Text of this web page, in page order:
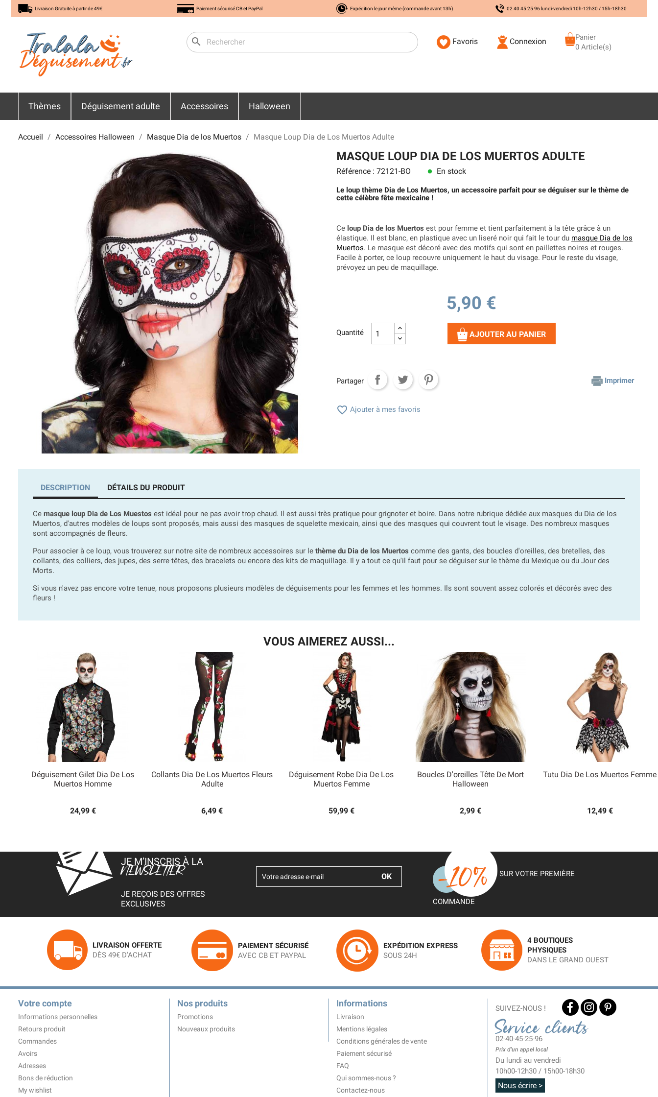
Livraison Gratuite à partir de 49€ Paiement sécurisé CB et PayPal Expédition le jour même (commande avant 13h) 02 40 45 25 96 lundi-vendredi 10h-12h30 / 15h-18h30
search Favoris Connexion
Panier
0 Article(s)
Thèmes Déguisement adulte Accessoires Halloween
Accueil Accessoires Halloween Masque Dia de los Muertos Masque Loup Dia de Los Muertos Adulte
MASQUE LOUP DIA DE LOS MUERTOS ADULTE
Référence : 72121-BO lens En stock
Le loup thème Dia de Los Muertos, un accessoire parfait pour se déguiser sur le thème de
cette célèbre fête mexicaine !
Ce loup Dia de los Muertos est pour femme et tient parfaitement à la tête grâce à un
élastique. Il est blanc, en plastique avec un liseré noir qui fait le tour du masque Dia de los
Muertos. Le masque est décoré avec des motifs qui sont en paillettes noires et rouges.
Facile à porter, ce loup recouvre uniquement le haut du visage. Pour le reste du visage,
prévoyez un peu de maquillage.
5,90 €
Quantité AJOUTER AU PANIER
Partager Imprimer
 Ajouter à mes favoris
DESCRIPTION DÉTAILS DU PRODUIT
Ce masque loup Dia de Los Muestos est idéal pour ne pas avoir trop chaud. Il est aussi très pratique pour grignoter et boire. Dans notre rubrique dédiée aux masques du Dia de los
Muertos, d'autres modèles de loups sont proposés, mais aussi des masques de squelette mexicain, ainsi que des masques qui couvrent tout le visage. Des nombreux masques
sont accompagnés de fleurs.
Pour associer à ce loup, vous trouverez sur notre site de nombreux accessoires sur le thème du Dia de los Muertos comme des gants, des boucles d'oreilles, des bretelles, des
collants, des colliers, des jupes, des serre-têtes, des bracelets ou encore des kits de maquillage. Il y a tout ce qu'il faut pour se déguiser sur le thème du Mexique ou du Jour des
Morts.
Si vous n'avez pas encore votre tenue, nous proposons plusieurs modèles de déguisements pour les femmes et les hommes. Ils sont souvent assez colorés et décorés avec des
fleurs !
VOUS AIMEREZ AUSSI...
Déguisement Gilet Dia De Los
Muertos Homme
24,99 €
Aperçu rapide
Collants Dia De Los Muertos Fleurs
Adulte
6,49 €
Aperçu rapide
Déguisement Robe Dia De Los
Muertos Femme
59,99 €
Aperçu rapide
Boucles D'oreilles Tête De Mort
Halloween
2,99 €
Aperçu rapide
Tutu Dia De Los Muertos Femme
12,49 €
JE M’INSCRIS À LA
NEWSLETTER
JE REÇOIS DES OFFRES
EXCLUSIVES
SUR VOTRE PREMIÈRE
COMMANDE
LIVRAISON OFFERTE
DÈS 49€ D'ACHAT
PAIEMENT SÉCURISÉ
AVEC CB ET PAYPAL
EXPÉDITION EXPRESS
SOUS 24H
4 BOUTIQUES
PHYSIQUES
DANS LE GRAND OUEST
Votre compte
Informations personnelles
Retours produit
Commandes
Avoirs
Adresses
Bons de réduction
My wishlist
Nos produits
Promotions
Nouveaux produits
Informations
Livraison
Mentions légales
Conditions générales de vente
Paiement sécurisé
FAQ
Qui sommes-nous ?
Contactez-nous
SUIVEZ-NOUS !
Service clients
02-40-45-25-96
Prix d'un appel local
Du lundi au vendredi
10h00-12h30 / 15h00-18h30
Nous écrire >